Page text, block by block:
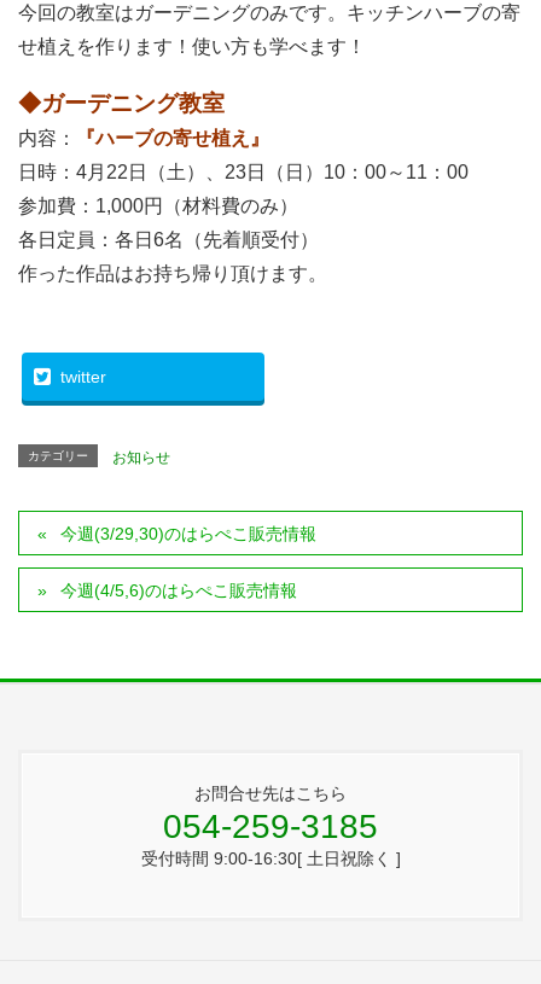
今回の教室はガーデニングのみです。キッチンハーブの寄
せ植えを作ります！使い方も学べます！
◆ガーデニング教室
内容：
『ハーブの寄せ植え』
日時：4月22日（土）、23日（日）10：00～11：00
参加費：1,000円（材料費のみ）
各日定員：各日6名（先着順受付）
作った作品はお持ち帰り頂けます。
twitter
カテゴリー お知らせ
今週(3/29,30)のはらぺこ販売情報
今週(4/5,6)のはらぺこ販売情報
お問合せ先はこちら
054-259-3185
受付時間 9:00-16:30[ 土日祝除く ]